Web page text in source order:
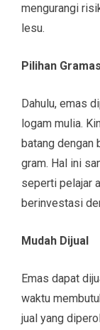
mengurangi
lesu.
Pilihan
Dahulu, emas
logam mulia.
batang dengan
gram. Hal ini
seperti pelajar
berinvestasi
Mudah Dijual
Emas dapat
waktu
jual yang